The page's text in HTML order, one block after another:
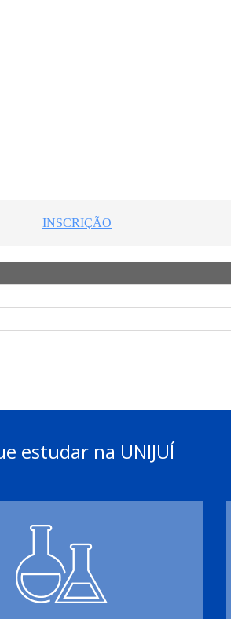
estudar na UNIJUÍ